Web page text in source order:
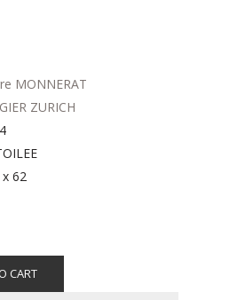
MONNERAT
ZURICH
62
CART